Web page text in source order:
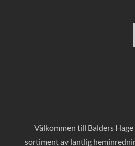
Välkommen till Balders
sortiment av lantlig